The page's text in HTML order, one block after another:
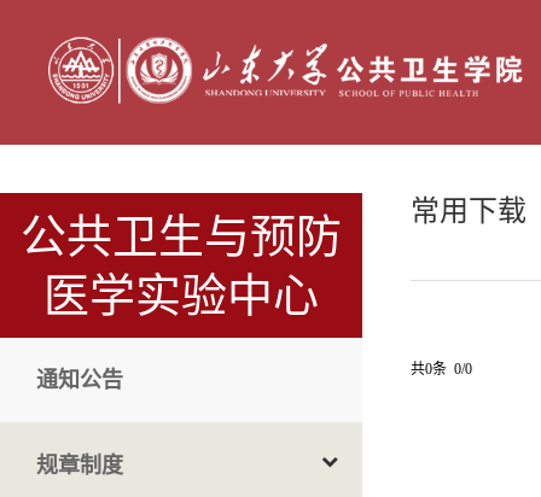
公共卫生与预防
医学实验中心
通知公告
规章制度
常用下载
共0条 0/0